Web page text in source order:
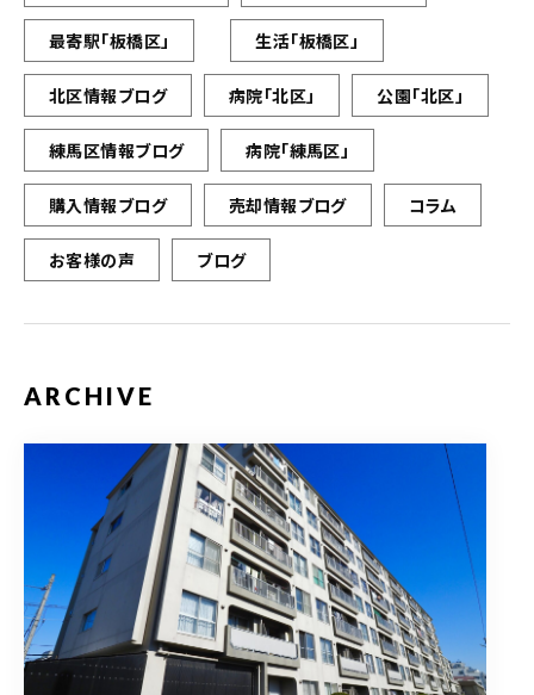
最寄駅「板橋区」 生活「板橋区」
北区情報ブログ 病院「北区」 公園「北区」
練馬区情報ブログ 病院「練馬区」
購入情報ブログ 売却情報ブログ コラム
お客様の声 ブログ
ARCHIVE